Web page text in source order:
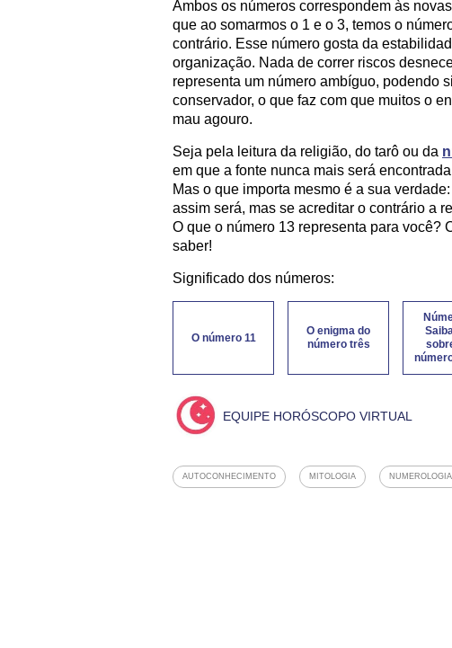
Ambos os números correspondem às
que ao somarmos o 1 e o 3, temos o
contrário. Esse número gosta da
organização. Nada de correr riscos
representa um número ambíguo, podendo
conservador, o que faz com que muitos o
mau agouro.
Seja pela leitura da religião, do tarô ou da
em que a fonte nunca mais será
Mas o que importa mesmo é a sua
assim será, mas se acreditar o contrário a
O que o número 13 representa para você?
saber!
Significado dos números:
O número 11
O enigma do
número três
EQUIPE HORÓSCOPO VIRTUAL
AUTOCONHECIMENTO MITOLOGIA NUMEROLOGIA